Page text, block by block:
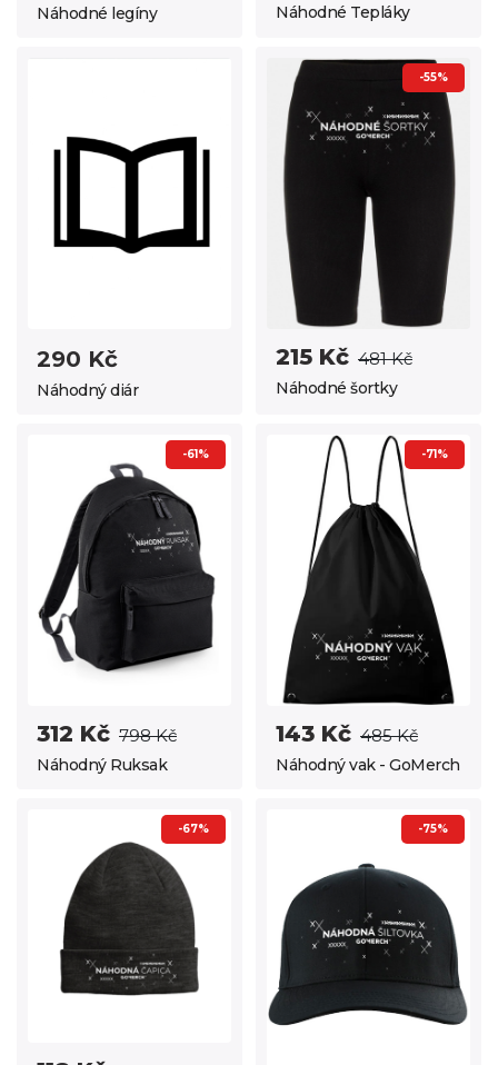
Náhodné legíny Náhodné Tepláky
290 Kč
Náhodný diár
215 Kč 481 Kč
Náhodné šortky
-55%
312 Kč 798 Kč
Náhodný Ruksak
-61%
143 Kč 485 Kč
Náhodný vak - GoMerch
-71%
-67% -75%